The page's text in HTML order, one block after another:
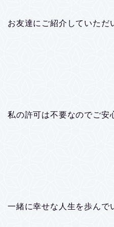
お友達にご紹介していただ
私の許可は不要なのでご安
一緒に幸せな人生を歩んで